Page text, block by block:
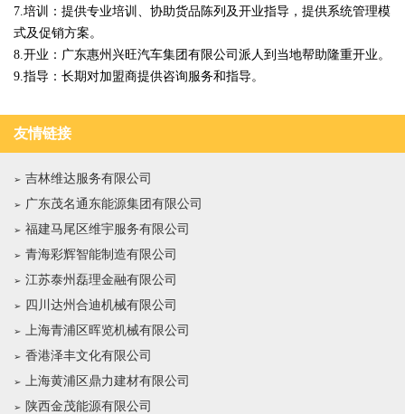
7.培训：提供专业培训、协助货品陈列及开业指导，提供系统管理模
式及促销方案。
8.开业：广东惠州兴旺汽车集团有限公司派人到当地帮助隆重开业。
9.指导：长期对加盟商提供咨询服务和指导。
友情链接
吉林维达服务有限公司
广东茂名通东能源集团有限公司
福建马尾区维宇服务有限公司
青海彩辉智能制造有限公司
江苏泰州磊理金融有限公司
四川达州合迪机械有限公司
上海青浦区晖览机械有限公司
香港泽丰文化有限公司
上海黄浦区鼎力建材有限公司
陕西金茂能源有限公司